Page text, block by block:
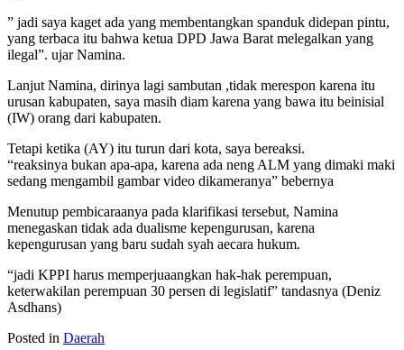
” jadi saya kaget ada yang membentangkan spanduk didepan pintu,
yang terbaca itu bahwa ketua DPD Jawa Barat melegalkan yang
ilegal”. ujar Namina.
Lanjut Namina, dirinya lagi sambutan ,tidak merespon karena itu
urusan kabupaten, saya masih diam karena yang bawa itu beinisial
(IW) orang dari kabupaten.
Tetapi ketika (AY) itu turun dari kota, saya bereaksi.
“reaksinya bukan apa-apa, karena ada neng ALM yang dimaki maki
sedang mengambil gambar video dikameranya” bebernya
Menutup pembicaraanya pada klarifikasi tersebut, Namina
menegaskan tidak ada dualisme kepengurusan, karena
kepengurusan yang baru sudah syah aecara hukum.
“jadi KPPI harus memperjuaangkan hak-hak perempuan,
keterwakilan perempuan 30 persen di legislatif” tandasnya (Deniz
Asdhans)
Posted in Daerah